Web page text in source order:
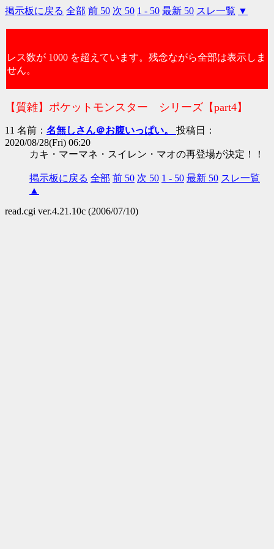
掲示板に戻る 全部 前 50 次 50 1 - 50 最新 50 スレ一覧 ▼
レス数が 1000 を超えています。残念ながら全部は表示しま
せん。
【質雑】ポケットモンスター シリーズ【part4】
11 名前： 名無しさん＠お腹いっぱい。 投稿日：
2020/08/28(Fri) 06:20
カキ・マーマネ・スイレン・マオの再登場が決定！！
掲示板に戻る 全部 前 50 次 50 1 - 50 最新 50 スレ一覧
▲
read.cgi ver.4.21.10c (2006/07/10)